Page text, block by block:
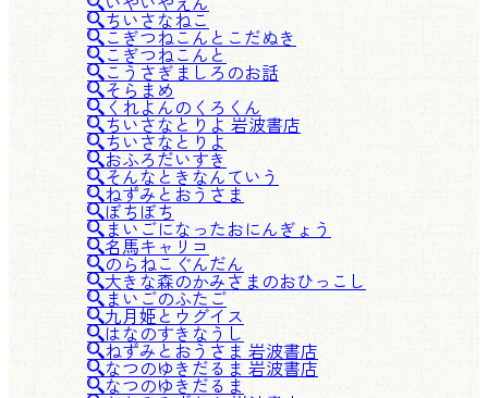
ちいさなねこ
こぎつねこんとこだぬき
こぎつねこんと
こうさぎましろのお話
そらまめ
くれよんのくろくん
ちいさなとりよ 岩波書店
ちいさなとりよ
おふろだいすき
そんなときなんていう
ねずみとおうさま
ぼちぼち
まいごになったおにんぎょう
名馬キャリコ
のらねこぐんだん
大きな森のかみさまのおひっこし
まいごのふたご
九月姫とウグイス
はなのすきなうし
ねずみとおうさま 岩波書店
なつのゆきだるま 岩波書店
なつのゆきだるま